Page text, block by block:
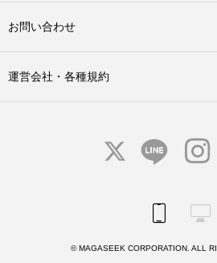
お問い合わせ
運営会社・各種規約
© MAGASEEK CORPORATION. ALL